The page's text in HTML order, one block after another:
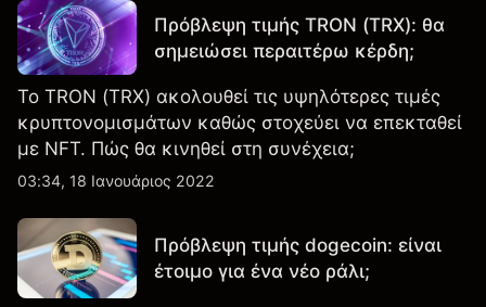
Πρόβλεψη τιμής TRON (TRX): θα
σημειώσει περαιτέρω κέρδη;
Το TRON (TRX) ακολουθεί τις υψηλότερες τιμές
κρυπτονομισμάτων καθώς στοχεύει να επεκταθεί
με NFT. Πώς θα κινηθεί στη συνέχεια;
03:34, 18 Ιανουάριος 2022
Πρόβλεψη τιμής dogecoin: είναι
έτοιμο για ένα νέο ράλι;